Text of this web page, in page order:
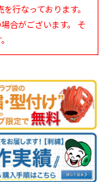
行なっております。
合がございます。 そ